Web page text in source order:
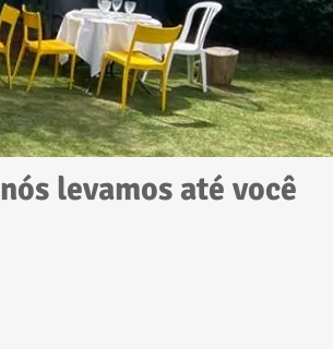
levamos até você